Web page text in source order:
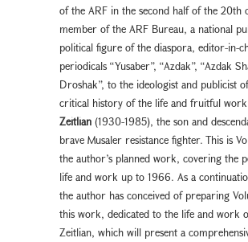
of the ARF in the second half of the 20th
member of the ARF Bureau, a national
political figure of the diaspora, editor-in-
periodicals “Yusaber”, “Azdak”, “Azdak
Droshak”, to the ideologist and publicist
critical history of the life and fruitful
Zeitlian (1930-1985), the son and
brave Musaler resistance fighter. This is
the author’s planned work, covering the
life and work up to 1966. As a
the author has conceived of preparing
this work, dedicated to the life and work
Zeitlian, which will present a